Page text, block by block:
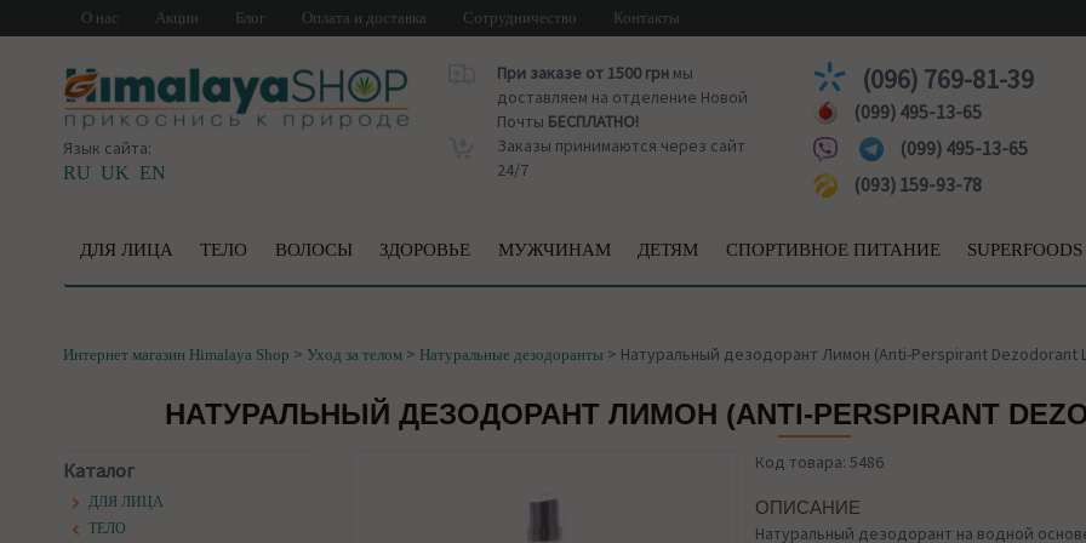
О нас Акции Блог Оплата и доставка Сотрудничество Контакты
Язык сайта:
RU UK EN
При заказе от 1500 грнмы
доставляем на отделение Новой
Почты БЕСПЛАТНО!
Заказы принимаются через сайт
24/7
(096) 769-81-39
(099) 495-13-65
(099) 495-13-65
(093) 159-93-78
ДЛЯ ЛИЦА ТЕЛО ВОЛОСЫ ЗДОРОВЬЕ МУЖЧИНАМ ДЕТЯМ СПОРТИВНОЕ ПИТАНИЕ SUPERFOODS
Интернет магазин Himalaya Shop > Уход за телом > Натуральные дезодоранты > Натуральный дезодорант Лимон (Anti-Perspirant Dezodorant
НАТУРАЛЬНЫЙ ДЕЗОДОРАНТ ЛИМОН (ANTI-PERSPIRANT
Каталог
ДЛЯ ЛИЦА
ТЕЛО
Код товара: 5486
ОПИСАНИЕ
Натуральный дезодорант на водной